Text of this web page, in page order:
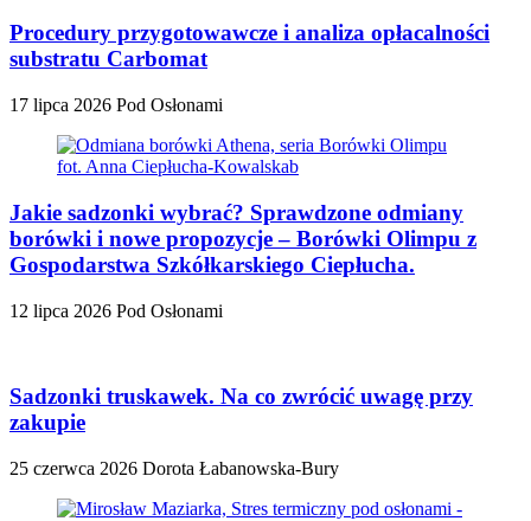
Procedury przygotowawcze i analiza opłacalności
substratu Carbomat
17 lipca 2026 Pod Osłonami
Jakie sadzonki wybrać? Sprawdzone odmiany
borówki i nowe propozycje – Borówki Olimpu z
Gospodarstwa Szkółkarskiego Ciepłucha.
12 lipca 2026 Pod Osłonami
Sadzonki truskawek. Na co zwrócić uwagę przy
zakupie
25 czerwca 2026 Dorota Łabanowska-Bury